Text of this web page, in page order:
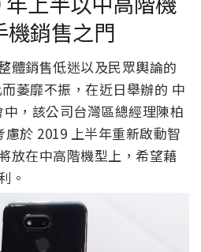
機銷售之門
體銷售低迷以及民眾輿論的
萎靡不振，在近日舉辦的 中
，該公司台灣區總經理陳柏
於 2019 上半年重新啟動智
放在中高階機型上，希望藉
。